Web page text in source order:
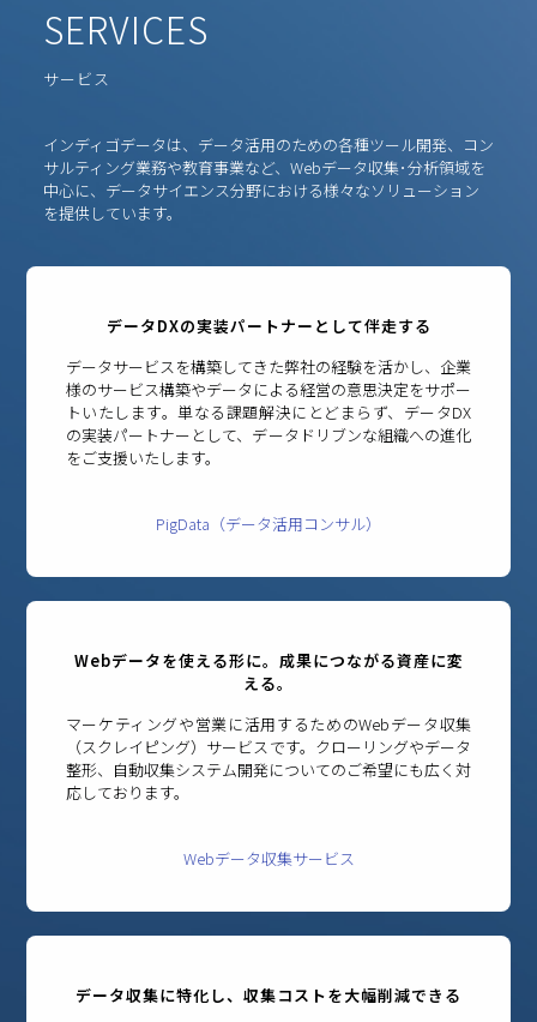
SERVICES
サービス
インディゴデータは、データ活用のための各種ツール開発、コン
サルティング業務や教育事業など、Webデータ収集･分析領域を
中心に、データサイエンス分野における様々なソリューション
を提供しています。
データDXの実装パートナーとして伴走する
データサービスを構築してきた弊社の経験を活かし、企業
様のサービス構築やデータによる経営の意思決定をサポー
トいたします。単なる課題解決にとどまらず、データDX
の実装パートナーとして、データドリブンな組織への進化
をご支援いたします。
PigData（データ活用コンサル）
Webデータを使える形に。成果につながる資産に変
える。
マーケティングや営業に活用するためのWebデータ収集
（スクレイピング）サービスです。クローリングやデータ
整形、自動収集システム開発についてのご希望にも広く対
応しております。
Webデータ収集サービス
データ収集に特化し、収集コストを大幅削減できる